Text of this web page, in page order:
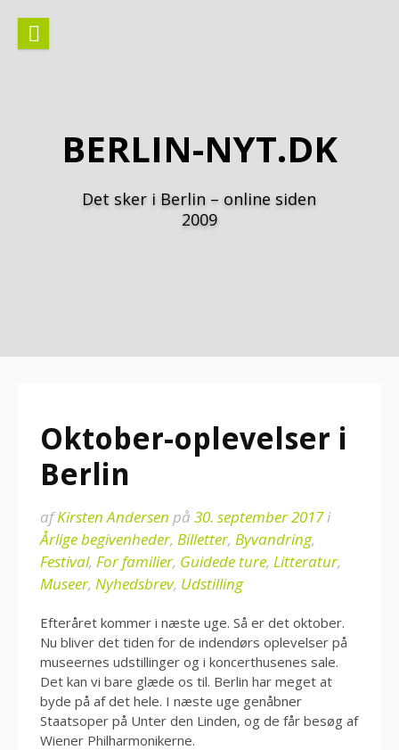
indhold
BERLIN-NYT.DK
Det sker i Berlin – online siden
2009
Oktober-oplevelser i
Berlin
afKirsten Andersen på 30. september 2017i
Årlige begivenheder, Billetter, Byvandring,
Festival, For familier, Guidede ture, Litteratur,
Museer, Nyhedsbrev, Udstilling
Efteråret kommer i næste uge. Så er det oktober.
Nu bliver det tiden for de indendørs oplevelser på
museernes udstillinger og i koncerthusenes sale.
Det kan vi bare glæde os til. Berlin har meget at
byde på af det hele. I næste uge genåbner
Staatsoper på Unter den Linden, og de får besøg af
Wiener Philharmonikerne.